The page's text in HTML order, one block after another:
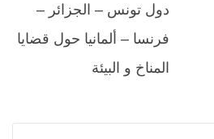
دول تونس – الجزائر –
فرنسا – ألمانيا حول قضايا
المناخ و البيئة